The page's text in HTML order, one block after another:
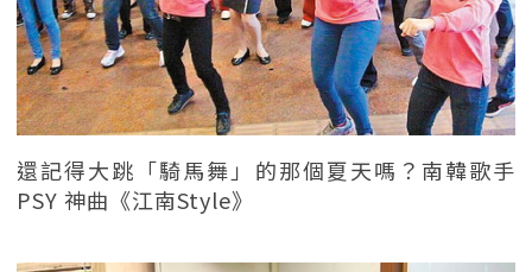
還記得大跳「騎馬舞」的那個夏天嗎？南韓歌手
PSY 神曲《江南Style》